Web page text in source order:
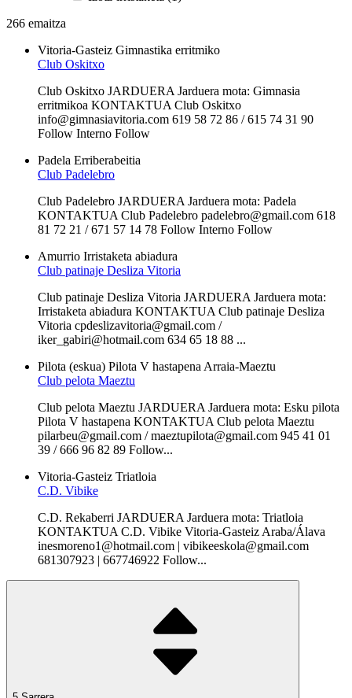
266 emaitza
Vitoria-Gasteiz Gimnastika erritmiko
Club Oskitxo
Club Oskitxo JARDUERA Jarduera mota: Gimnasia
erritmikoa KONTAKTUA Club Oskitxo
info@gimnasiavitoria.com 619 58 72 86 / 615 74 31 90
Follow Interno Follow
Padela Erriberabeitia
Club Padelebro
Club Padelebro JARDUERA Jarduera mota: Padela
KONTAKTUA Club Padelebro padelebro@gmail.com 618
81 72 21 / 671 57 14 78 Follow Interno Follow
Amurrio Irristaketa abiadura
Club patinaje Desliza Vitoria
Club patinaje Desliza Vitoria JARDUERA Jarduera mota:
Irristaketa abiadura KONTAKTUA Club patinaje Desliza
Vitoria cpdeslizavitoria@gmail.com /
iker_gabiri@hotmail.com 634 65 18 88 ...
Pilota (eskua) Pilota V hastapenaArraia-Maeztu
Club pelota Maeztu
Club pelota Maeztu JARDUERA Jarduera mota: Esku pilota
Pilota V hastapena KONTAKTUA Club pelota Maeztu
pilarbeu@gmail.com / maeztupilota@gmail.com 945 41 01
39 / 666 96 82 89 Follow...
Vitoria-Gasteiz Triatloia
C.D. Vibike
C.D. Rekaberri JARDUERA Jarduera mota: Triatloia
KONTAKTUA C.D. Vibike Vitoria-Gasteiz Araba/Álava
inesmoreno1@hotmail.com | vibikeeskola@gmail.com
681307923 | 667746922 Follow...